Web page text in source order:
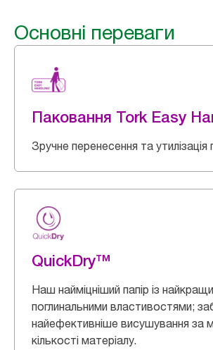
Основні переваги
Паковання Tork Easy
Зручне перенесення та утилізація
QuickDry™
Наш найміцніший папір із
поглинальними властивостями;
найефективніше висушування за
кількості матеріалу.